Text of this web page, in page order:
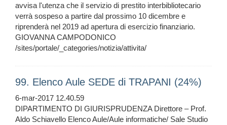
avvisa l'utenza che il servizio di prestito interbibliotecario
verrà sospeso a partire dal prossimo 10 dicembre e
riprenderà nel 2019 ad apertura di esercizio finanziario.
GIOVANNA CAMPODONICO
/sites/portale/_categories/notizia/attivita/
99. Elenco Aule SEDE di TRAPANI (24%)
6-mar-2017 12.40.59
DIPARTIMENTO DI GIURISPRUDENZA Direttore – Prof.
Aldo Schiavello Elenco Aule/Aule informatiche/ Sale Studio